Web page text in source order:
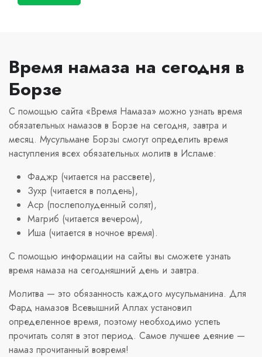
Время намаза на сегодня в
Борзе
С помощью сайта «Время Намаза» можно узнать время
обязательных намазов в Борзе на сегодня, завтра и
месяц. Мусульмане Борзы смогут определить время
наступления всех обязательных молитв в Исламе:
Фаджр (читается на рассвете),
Зухр (читается в полдень),
Аср (послеполуденный солят),
Магриб (читается вечером),
Иша (читается в ночное время).
С помощью информации на сайты вы сможете узнать
время намаза на сегодняшний день и завтра.
Молитва — это обязанность каждого мусульманина. Для
Фард намазов Всевышний Аллах установил
определенное время, поэтому необходимо успеть
прочитать солят в этот период. Самое лучшее деяние —
намаз прочитанный вовремя!